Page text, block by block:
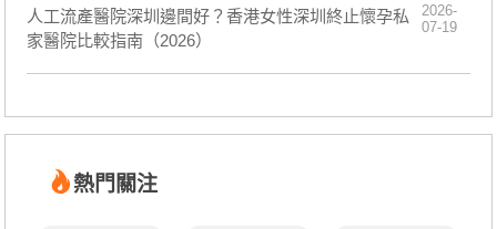
人工流產醫院深圳邊間好？香港女性深圳終止懷孕私
家醫院比較指南（2026）
2026-
07-19
熱門關注